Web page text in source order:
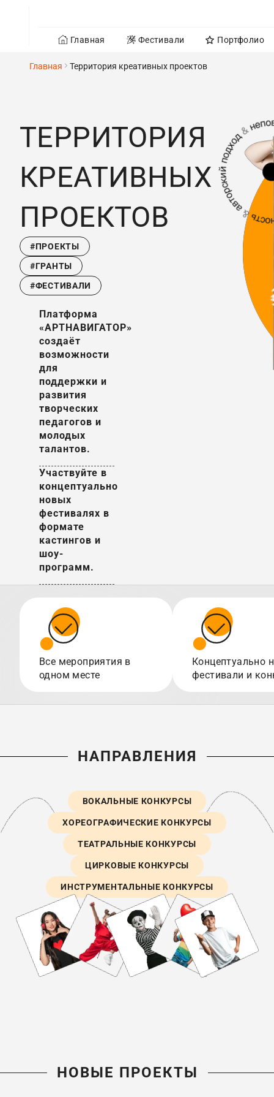
Главная Фестивали Портфолио
Главная Территория креативных проектов
ТЕРРИТОРИЯ
КРЕАТИВНЫХ
ПРОЕКТОВ
#ПРОЕКТЫ
#ГРАНТЫ
#ФЕСТИВАЛИ
Платформа
«АРТНАВИГАТОР»
создаёт
возможности
для
поддержки и
развития
творческих
педагогов и
молодых
талантов.
Участвуйте в
концептуально
новых
фестивалях в
формате
кастингов и
шоу-
программ.
Все мероприятия в
одном месте
Концептуально
фестивали и
НАПРАВЛЕНИЯ
ВОКАЛЬНЫЕ КОНКУРСЫ
ХОРЕОГРАФИЧЕСКИЕ КОНКУРСЫ
ТЕАТРАЛЬНЫЕ КОНКУРСЫ
ЦИРКОВЫЕ КОНКУРСЫ
ИНСТРУМЕНТАЛЬНЫЕ КОНКУРСЫ
НОВЫЕ ПРОЕКТЫ